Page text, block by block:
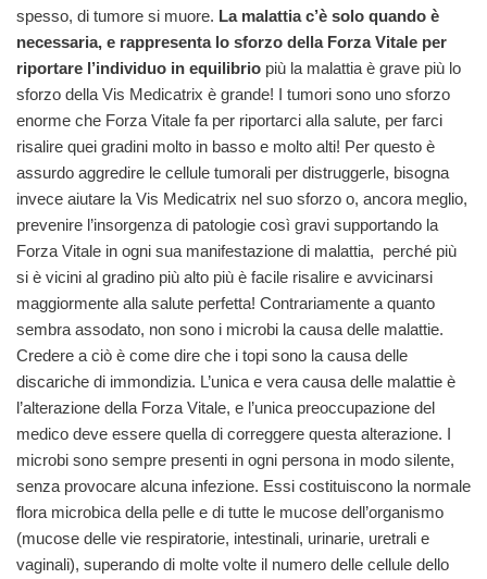
spesso, di tumore si muore. La malattia c’è solo quando è
necessaria, e rappresenta lo sforzo della Forza Vitale per
riportare l’individuo in equilibrio più la malattia è grave più lo
sforzo della Vis Medicatrix è grande! I tumori sono uno sforzo
enorme che Forza Vitale fa per riportarci alla salute, per farci
risalire quei gradini molto in basso e molto alti! Per questo è
assurdo aggredire le cellule tumorali per distruggerle, bisogna
invece aiutare la Vis Medicatrix nel suo sforzo o, ancora meglio,
prevenire l’insorgenza di patologie così gravi supportando la
Forza Vitale in ogni sua manifestazione di malattia, perché più
si è vicini al gradino più alto più è facile risalire e avvicinarsi
maggiormente alla salute perfetta! Contrariamente a quanto
sembra assodato, non sono i microbi la causa delle malattie.
Credere a ciò è come dire che i topi sono la causa delle
discariche di immondizia. L’unica e vera causa delle malattie è
l’alterazione della Forza Vitale, e l’unica preoccupazione del
medico deve essere quella di correggere questa alterazione. I
microbi sono sempre presenti in ogni persona in modo silente,
senza provocare alcuna infezione. Essi costituiscono la normale
flora microbica della pelle e di tutte le mucose dell’organismo
(mucose delle vie respiratorie, intestinali, urinarie, uretrali e
vaginali), superando di molte volte il numero delle cellule dello